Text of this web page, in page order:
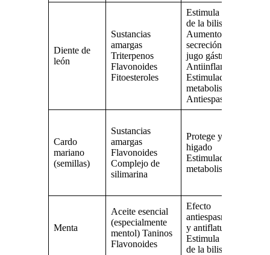
Diente de
león
Sustancias
amargas
Triterpenos
Flavonoides
Fitoesteroles
Estimula el flujo
de la bilis
Aumento de la
secreción de
jugo gástrico
Antiinflamatorio
Estimulación del
metabolismo
Antiespasmódico
Cardo
mariano
(semillas)
Sustancias
amargas
Flavonoides
Complejo de
silimarina
Protege y sana el
higado
Estimulación del
metabolismo
Menta
Aceite esencial
(especialmente
mentol) Taninos
Flavonoides
Efecto
antiespasmódico
y antiflatulento
Estimula el flujo
de la bilis